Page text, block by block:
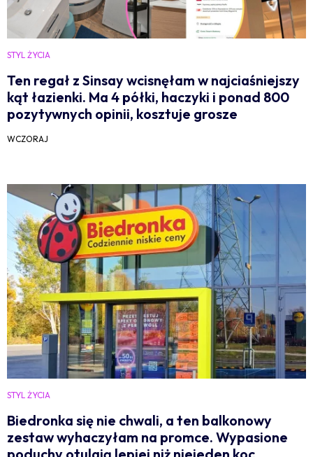
STYL ŻYCIA
Ten regał z Sinsay wcisnęłam w najciaśniejszy
kąt łazienki. Ma 4 półki, haczyki i ponad 800
pozytywnych opinii, kosztuje grosze
WCZORAJ
STYL ŻYCIA
Biedronka się nie chwali, a ten balkonowy
zestaw wyhaczyłam na promce. Wypasione